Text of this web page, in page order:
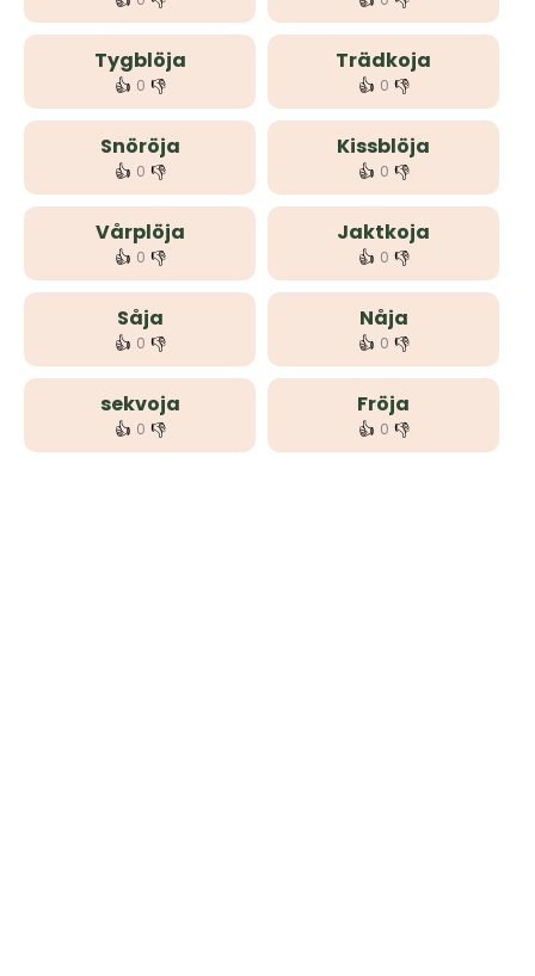
Tygblöja
👍 0 👎
Trädkoja
👍 0 👎
Snöröja
👍 0 👎
Kissblöja
👍 0 👎
Vårplöja
👍 0 👎
Jaktkoja
👍 0 👎
Såja
👍 0 👎
Nåja
👍 0 👎
sekvoja
👍 0 👎
Fröja
👍 0 👎